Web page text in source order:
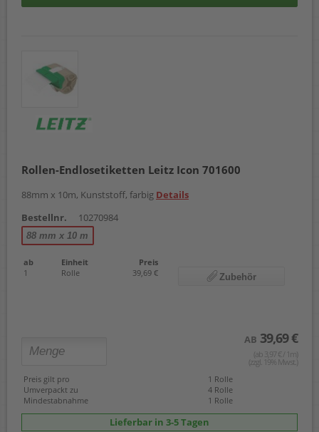
Rollen-Endlosetiketten Leitz Icon 701600
88mm x 10m, Kunststoff, farbig Details
Bestellnr.
10270984
88 mm x 10 m
ab Einheit
Preis
1
Rolle 39,69 € Zubehör
AB 39,69 €
(ab 3,97 € / 1m)
(zzgl. 19% Mwst.)
Preis gilt pro
1 Rolle
Umverpackt zu
4 Rolle
Mindestabnahme
1 Rolle
Lieferbar in 3-5 Tagen